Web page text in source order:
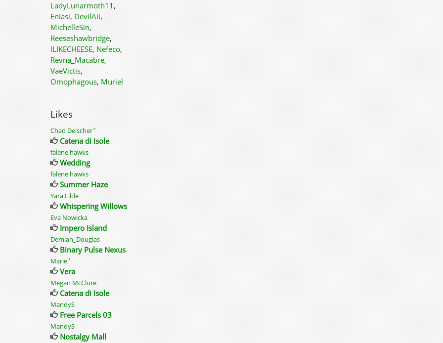
LadyLunarmoth11 ,
Eniasi, DevilAii,
MichelleSin,
Reeseshawbridge,
ILIKECHEESE, Nefeco,
Revna_Macabre,
VaeVictis,
Omophagous, Muriel
Likes
Chad Deischer✦
Catena di Isole
falene hawks
Wedding
falene hawks
Summer Haze
Yara.Eilde
Whispering Willows
Eva Nowicka
Impero Island
Demian_Douglas
Binary Pulse Nexus
Marie✦
Vera
Megan McClure
Catena di Isole
MandyS
Free Parcels 03
MandyS
Nostalgy Mall